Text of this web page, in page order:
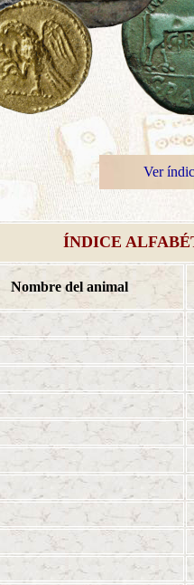
Ver
ÍNDICE
Nombre del animal